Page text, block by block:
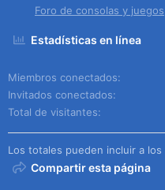
Foro de consolas y juegos
Estadísticas en línea
Miembros conectados
Invitados conectados
Total de visitantes
Los totales pueden incluir a
Compartir esta página